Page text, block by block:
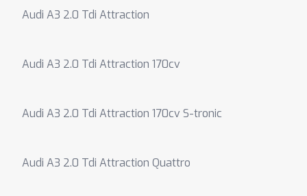
Audi A3 2.0 Tdi Attraction
Audi A3 2.0 Tdi Attraction 170cv
Audi A3 2.0 Tdi Attraction 170cv S-tronic
Audi A3 2.0 Tdi Attraction Quattro